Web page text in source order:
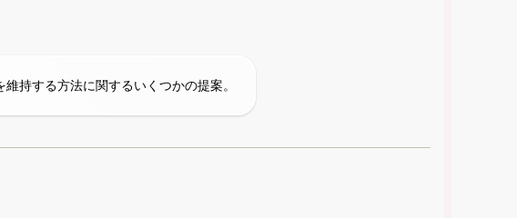
持する方法に関するいくつかの提案。